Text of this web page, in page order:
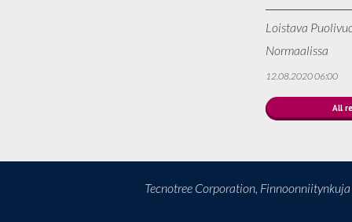
Loistava
Normaalissa
12.08.2020 06:00
All
Tecnotree Corporation,